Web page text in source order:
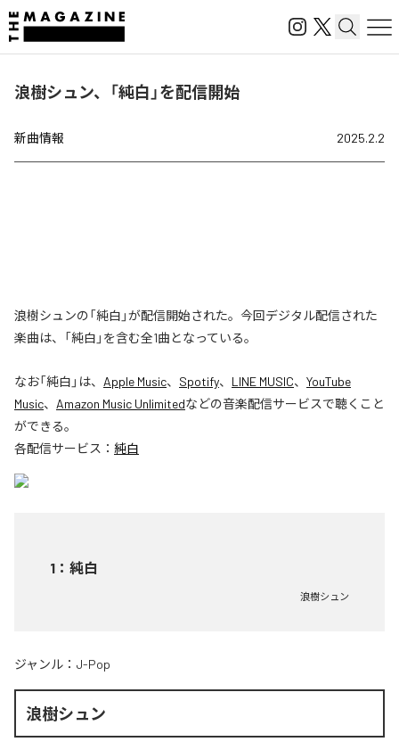
浪樹シュン、「純白」を配信開始
新曲情報 2025.2.2
浪樹シュンの「純白」が配信開始された。今回デジタル配信された
楽曲は、「純白」を含む全1曲となっている。
なお「純白 」は、 Apple Music、 Spotify、 LINE MUSIC、 YouTube
Music、 Amazon Music Unlimitedなどの音楽配信サービスで聴くこと
ができる。
各配信サービス： 純白
1 ： 純白
浪樹シュン
ジャンル： J-Pop
浪樹シュン